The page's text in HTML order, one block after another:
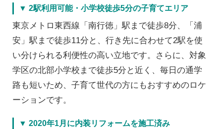
▼ 2駅利用可能・小学校徒歩5分の子育てエリア
東京メトロ東西線「南行徳」駅まで徒歩8分、「浦
安」駅まで徒歩11分と、行き先に合わせて2駅を使
い分けられる利便性の高い立地です。さらに、対象
学区の北部小学校まで徒歩5分と近く、毎日の通学
路も短いため、子育て世代の方にもおすすめのロケ
ーションです。
▼ 2020年1月に内装リフォームを施工済み